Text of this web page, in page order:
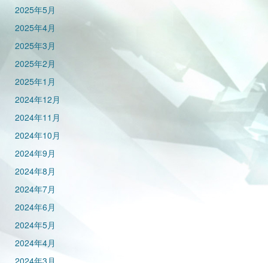
2025年5月
2025年4月
2025年3月
2025年2月
2025年1月
2024年12月
2024年11月
2024年10月
2024年9月
2024年8月
2024年7月
2024年6月
2024年5月
2024年4月
2024年3月